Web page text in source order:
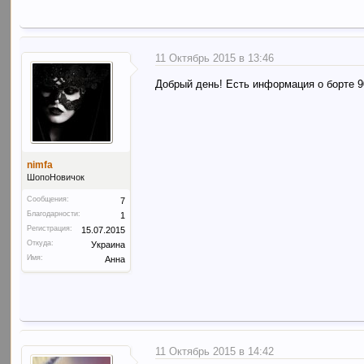
nimfa
ШопоНовичок
Сообщения: 7
Благодарности: 1
Регистрация: 15.07.2015
Откуда: Украина
Имя: Анна
11 Октябрь 2015 в 13:46
Добрый день! Есть информация о борте
11 Октябрь 2015 в 14:42